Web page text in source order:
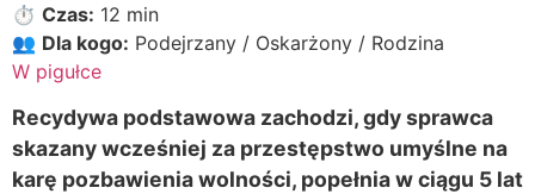
⏱️ Czas: 12 min
👥 Dla kogo: Podejrzany / Oskarżony / Rodzina
W pigułce
Recydywa podstawowa zachodzi, gdy sprawca
skazany wcześniej za przestępstwo umyślne na
karę pozbawienia wolności, popełnia w ciągu 5 lat